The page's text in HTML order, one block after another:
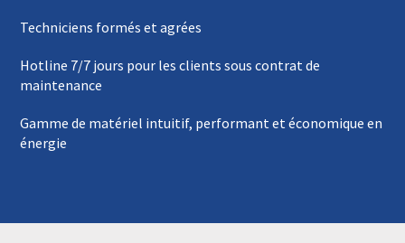
Techniciens formés et agrées
Hotline 7/7 jours pour les clients sous contrat de
maintenance
Gamme de matériel intuitif, performant et économique en
énergie